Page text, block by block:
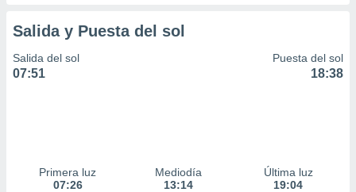
Salida y Puesta del sol
Salida del sol
07:51
Puesta del sol
18:38
Primera luz
07:26
Mediodía
13:14
Última luz
19:04